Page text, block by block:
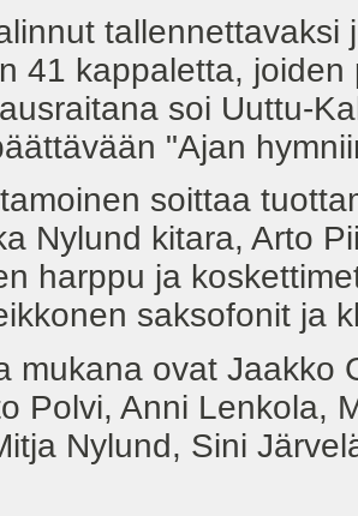
41 kappaletta,
soi Uuttu-
"Ajan
soittaa
Nylund kitara, Arto
harppu ja
saksofonit ja
mukana ovat Jaakko
Polvi, Anni Lenkola,
Nylund, Sini